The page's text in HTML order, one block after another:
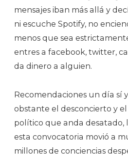
mensajes iban más allá y
ni escuche Spotify, no
menos que sea
entres a facebook, twitter,
da dinero a alguien.
Recomendaciones un día sí
obstante el desconcierto y
político que anda desatado,
esta convocatoria movió a
millones de conciencias